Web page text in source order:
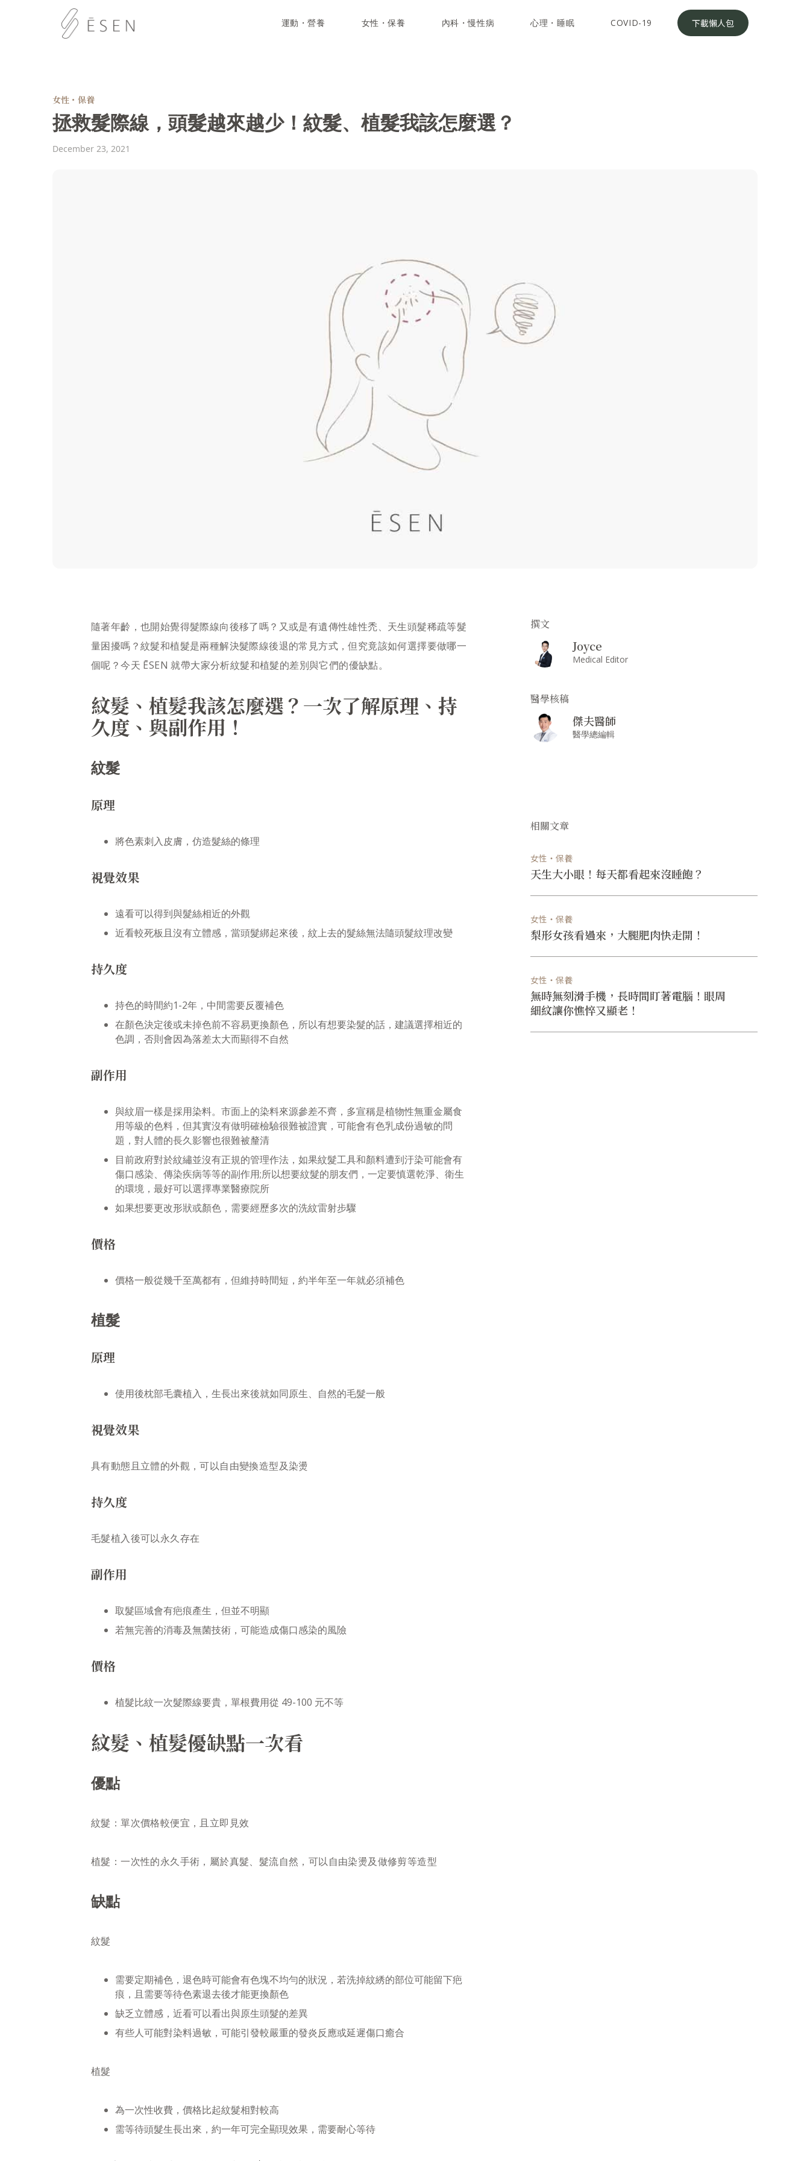
運動・營養 女性・保養 內科・慢性病 心理・睡眠 COVID-19 下載懶人包
女性・保養
拯救髮際線，頭髮越來越少！紋髮、植髮我該怎麼選？
December 23, 2021
隨著年齡，也開始覺得髮際線向後移了嗎？又或是有遺傳性雄性禿、天生頭髮稀疏等髮
量困擾嗎？紋髮和植髮是兩種解決髮際線後退的常見方式，但究竟該如何選擇要做哪一
個呢？今天 ĒSEN 就帶大家分析紋髮和植髮的差別與它們的優缺點。
紋髮、植髮我該怎麼選？一次了解原理、持
久度、與副作用！
紋髮
原理
將色素刺入皮膚，仿造髮絲的條理
視覺效果
遠看可以得到與髮絲相近的外觀
近看較死板且沒有立體感，當頭髮綁起來後，紋上去的髮絲無法隨頭髮紋理改變
持久度
持色的時間約1-2年，中間需要反覆補色
在顏色決定後或未掉色前不容易更換顏色，所以有想要染髮的話，建議選擇相近的
色調，否則會因為落差太大而顯得不自然
副作用
與紋眉一樣是採用染料。市面上的染料來源參差不齊，多宣稱是植物性無重金屬食
用等級的色料，但其實沒有做明確檢驗很難被證實，可能會有色乳成份過敏的問
題，對人體的長久影響也很難被釐清
目前政府對於紋繡並沒有正規的管理作法，如果紋髮工具和顏料遭到汙染可能會有
傷口感染、傳染疾病等等的副作用;所以想要紋髮的朋友們，一定要慎選乾淨、衛生
的環境，最好可以選擇專業醫療院所
如果想要更改形狀或顏色，需要經歷多次的洗紋雷射步驟
價格
價格一般從幾千至萬都有，但維持時間短，約半年至一年就必須補色
植髮
原理
使用後枕部毛囊植入，生長出來後就如同原生、自然的毛髮一般
視覺效果
具有動態且立體的外觀，可以自由變換造型及染燙
持久度
毛髮植入後可以永久存在
副作用
取髮區域會有疤痕產生，但並不明顯
若無完善的消毒及無菌技術，可能造成傷口感染的風險
價格
植髮比紋一次髮際線要貴，單根費用從 49-100 元不等
紋髮、植髮優缺點一次看
優點
紋髮：單次價格較便宜，且立即見效
植髮：一次性的永久手術，屬於真髮、髮流自然，可以自由染燙及做修剪等造型
缺點
紋髮
需要定期補色，退色時可能會有色塊不均勻的狀況，若洗掉紋綉的部位可能留下疤
痕，且需要等待色素退去後才能更換顏色
缺乏立體感，近看可以看出與原生頭髮的差異
有些人可能對染料過敏，可能引發較嚴重的發炎反應或延遲傷口癒合
植髮
為一次性收費，價格比起紋髮相對較高
需等待頭髮生長出來，約一年可完全顯現效果，需要耐心等待
撰文
Joyce
Medical Editor
醫學核稿
傑夫醫師
醫學總編輯
相關文章
女性・保養
天生大小眼！每天都看起來沒睡飽？
女性・保養
梨形女孩看過來，大腿肥肉快走開！
女性・保養
無時無刻滑手機，長時間盯著電腦！眼周
細紋讓你憔悴又顯老！